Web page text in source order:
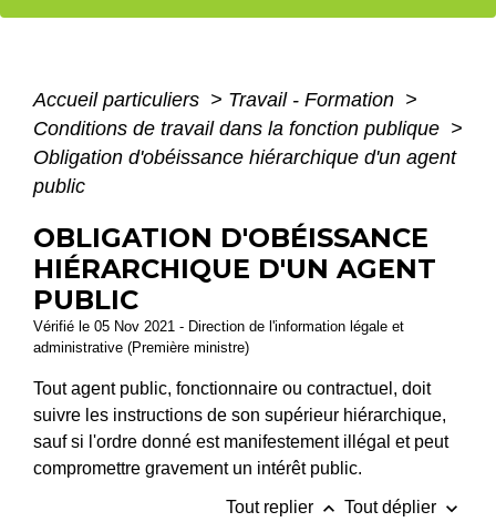
Accueil particuliers > Travail - Formation >
Conditions de travail dans la fonction publique >
Obligation d'obéissance hiérarchique d'un agent
public
OBLIGATION D'OBÉISSANCE
HIÉRARCHIQUE D'UN AGENT
PUBLIC
Vérifié le 05 Nov 2021 - Direction de l'information légale et
administrative (Première ministre)
Tout agent public, fonctionnaire ou contractuel, doit
suivre les instructions de son supérieur hiérarchique,
sauf si l'ordre donné est manifestement illégal et peut
compromettre gravement un intérêt public.
Tout replier keyboard_arrow_up Tout déplier keyboard_arrow_down